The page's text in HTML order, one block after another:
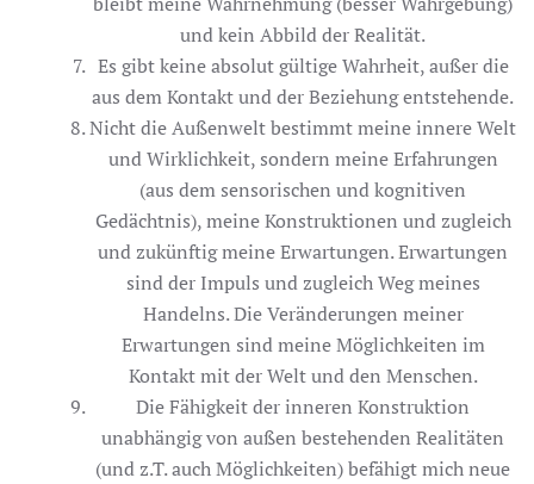
und kein Abbild der Realität.
Es gibt keine absolut gültige Wahrheit, außer die
aus dem Kontakt und der Beziehung entstehende.
Nicht die Außenwelt bestimmt meine innere Welt
und Wirklichkeit, sondern meine Erfahrungen
(aus dem sensorischen und kognitiven
Gedächtnis), meine Konstruktionen und zugleich
und zukünftig meine Erwartungen. Erwartungen
sind der Impuls und zugleich Weg meines
Handelns. Die Veränderungen meiner
Erwartungen sind meine Möglichkeiten im
Kontakt mit der Welt und den Menschen.
Die Fähigkeit der inneren Konstruktion
unabhängig von außen bestehenden Realitäten
(und z.T. auch Möglichkeiten) befähigt mich neue